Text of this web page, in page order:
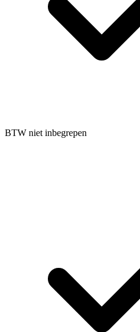
BTW niet inbegrepen